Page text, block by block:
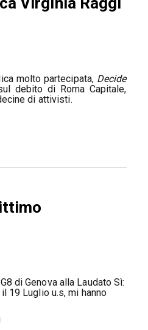
molto partecipata, Decide
debito di Roma Capitale,
di attivisti.
di Genova alla Laudato Sì:
19 Luglio u.s, mi hanno